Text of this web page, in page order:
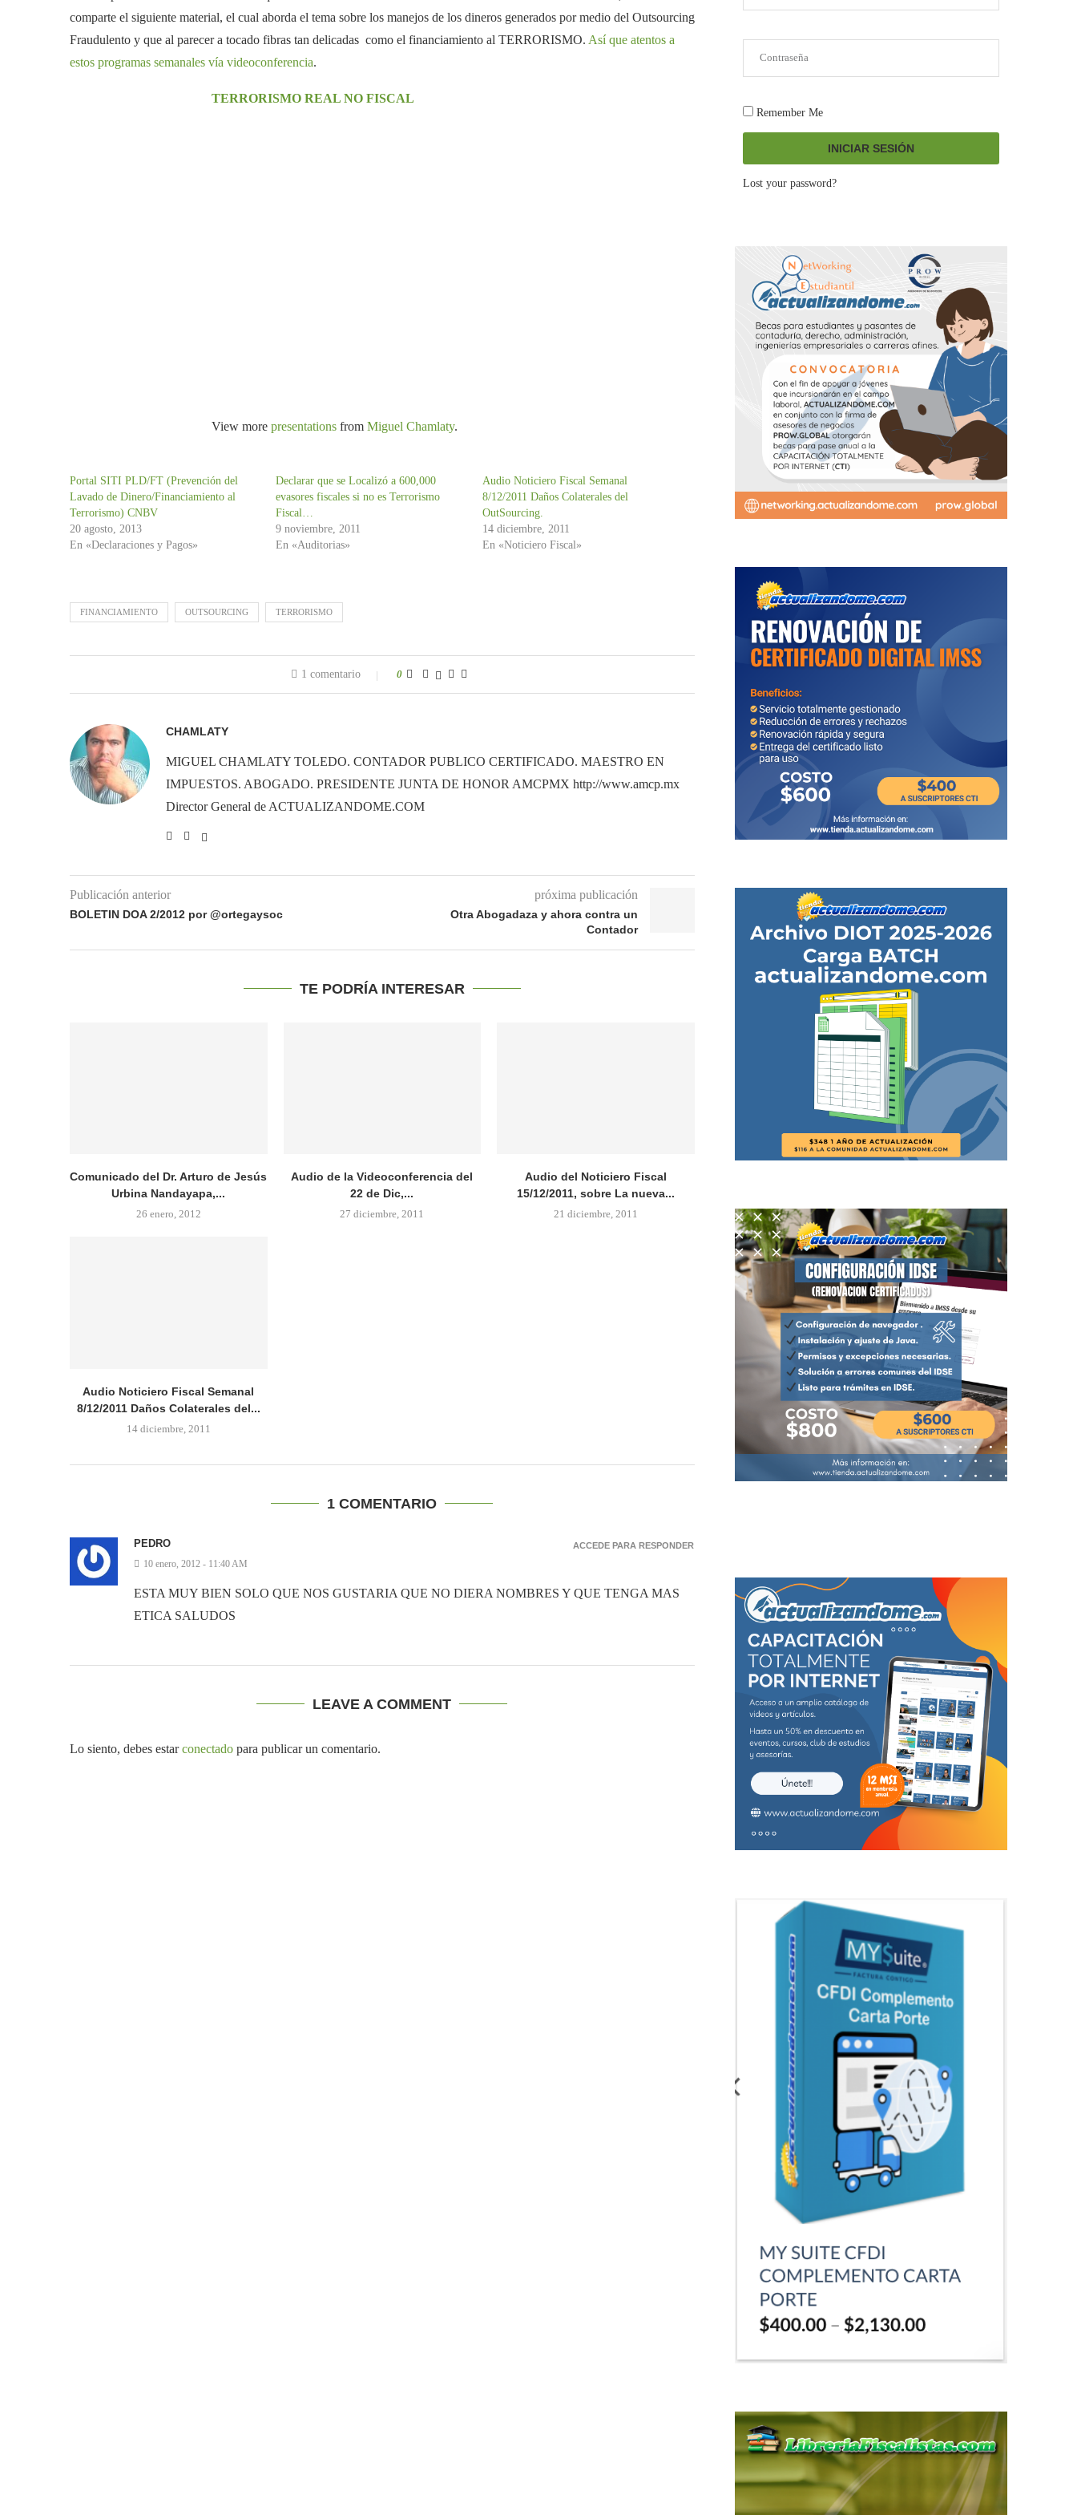
comparte el siguiente material, el cual aborda el tema sobre los manejos de los dineros generados por medio del Outsourcing
Fraudulento y que al parecer a tocado fibras tan delicadas como el financiamiento al TERRORISMO. Así que atentos a
estos programas semanales vía videoconferencia.
TERRORISMO REAL NO FISCAL
View morepresentations fromMiguel Chamlaty.
Portal SITI PLD/FT (Prevención del
Lavado de Dinero/Financiamiento al
Terrorismo) CNBV
20 agosto, 2013
En «Declaraciones y Pagos»
Declarar que se Localizó a 600,000
evasores fiscales si no es Terrorismo
Fiscal…
9 noviembre, 2011
En «Auditorias»
Audio Noticiero Fiscal Semanal
8/12/2011 Daños Colaterales del
OutSourcing.
14 diciembre, 2011
En «Noticiero Fiscal»
FINANCIAMIENTO OUTSOURCING TERRORISMO
1 comentario 0
CHAMLATY
MIGUEL CHAMLATY TOLEDO. CONTADOR PUBLICO CERTIFICADO. MAESTRO EN
IMPUESTOS. ABOGADO. PRESIDENTE JUNTA DE HONOR AMCPMX http://www.amcp.mx
Director General de ACTUALIZANDOME.COM
Publicación anterior
BOLETIN DOA 2/2012 por @ortegaysoc
próxima publicación
Otra Abogadaza y ahora contra un
Contador
TE PODRÍA INTERESAR
Comunicado del Dr. Arturo de Jesús
Urbina Nandayapa,...
26 enero, 2012
Audio de la Videoconferencia del
22 de Dic,...
27 diciembre, 2011
Audio del Noticiero Fiscal
15/12/2011, sobre La nueva...
21 diciembre, 2011
Audio Noticiero Fiscal Semanal
8/12/2011 Daños Colaterales del...
14 diciembre, 2011
1 COMENTARIO
PEDRO
10 enero, 2012 - 11:40 AM
ESTA MUY BIEN SOLO QUE NOS GUSTARIA QUE NO DIERA NOMBRES Y QUE TENGA MAS
ETICA SALUDOS
ACCEDE PARA RESPONDER
LEAVE A COMMENT
Lo siento, debes estarconectado para publicar un comentario.
Remember Me
INICIAR SESIÓN
Lost your password?